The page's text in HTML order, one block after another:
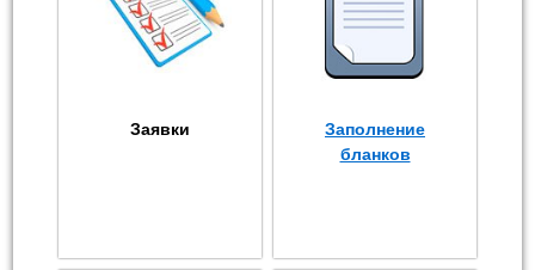
Заявки
Заполнение
бланков